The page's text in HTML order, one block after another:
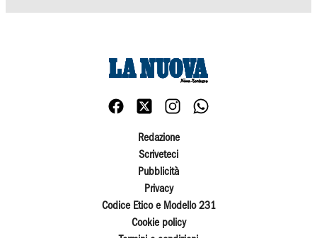
Redazione
Scriveteci
Pubblicità
Privacy
Codice Etico e Modello 231
Cookie policy